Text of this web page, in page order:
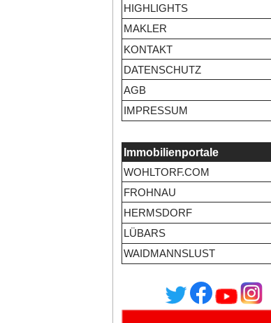
HIGHLIGHTS
MAKLER
KONTAKT
DATENSCHUTZ
AGB
IMPRESSUM
Immobilienportale
WOHLTORF.COM
FROHNAU
HERMSDORF
LÜBARS
WAIDMANNSLUST